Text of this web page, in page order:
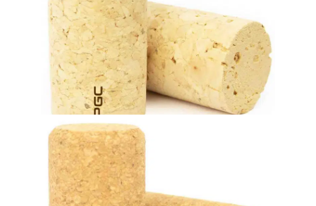
Технические пробки (1+1)
Технические пробки - это тип пробок, который
прекрасно сочетается с винами средней выдержки в
бутылке (от двух до четырех лет).